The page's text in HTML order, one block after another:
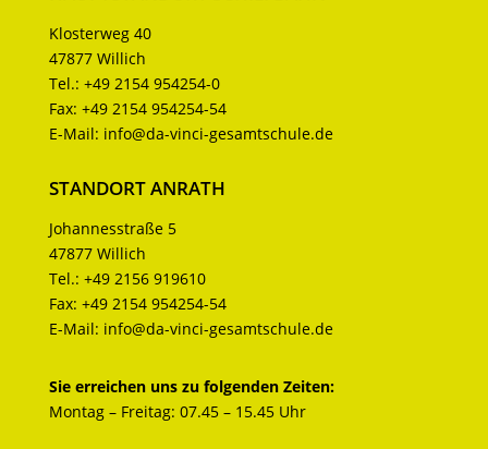
Klosterweg 40
47877 Willich
Tel.: +49 2154 954254-0
Fax: +49 2154 954254-54
E-Mail: info@da-vinci-gesamtschule.de
STANDORT ANRATH
Johannesstraße 5
47877 Willich
Tel.: +49 2156 919610
Fax: +49 2154 954254-54
E-Mail: info@da-vinci-gesamtschule.de
Sie erreichen uns zu folgenden Zeiten:
Montag – Freitag: 07.45 – 15.45 Uhr